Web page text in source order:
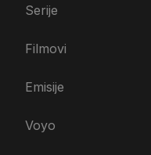
Serije
Filmovi
Emisije
Voyo